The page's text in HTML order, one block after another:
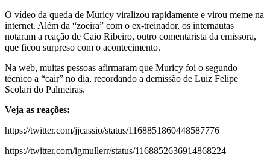
O vídeo da queda de Muricy viralizou rapidamente e virou meme na
internet. Além da “zoeira” com o ex-treinador, os internautas
notaram a reação de Caio Ribeiro, outro comentarista da emissora,
que ficou surpreso com o acontecimento.
Na web, muitas pessoas afirmaram que Muricy foi o segundo
técnico a “cair” no dia, recordando a demissão de Luiz Felipe
Scolari do Palmeiras.
Veja as reações:
https://twitter.com/jjcassio/status/1168851860448587776
https://twitter.com/igmullerr/status/1168852636914868224